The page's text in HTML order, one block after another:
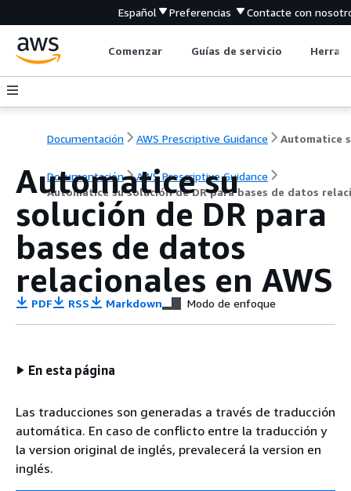
Español Preferencias Contacte con
Comenzar Guías de servicio
Documentación AWS Prescriptive Guidance
Documentación
AWS Prescriptive Guidance
Automatice su solución de DR para bases de datos
Automatice su
solución de DR para
bases de datos
relacionales en AWS
PDF RSS Markdown Modo de enfoque
En esta página
Las traducciones son generadas a través de traducción
automática. En caso de conflicto entre la traducción y
la version original de inglés, prevalecerá la version en
inglés.